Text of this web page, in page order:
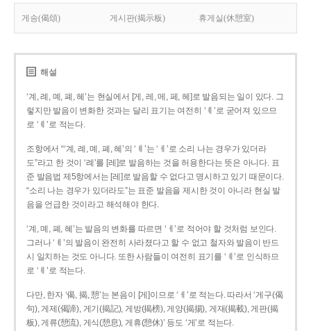
게송(偈頌) 게시판(揭示板) 휴게실(休憩室)
해설
‘계, 례, 몌, 폐, 혜’는 현실에서 [게, 레, 메, 페, 헤]로 발음되는 일이 있다. 그
렇지만 발음이 변화한 것과는 달리 표기는 여전히 ‘ㅖ’로 굳어져 있으므
로 ‘ㅖ’로 적는다.
조항에서 “‘계, 례, 몌, 폐, 혜’의 ‘ㅖ’는 ‘ㅔ’로 소리 나는 경우가 있더라
도”라고 한 것이 ‘례’를 [레]로 발음하는 것을 허용한다는 뜻은 아니다. 표
준 발음법 제5항에서는 [레]로 발음할 수 없다고 명시하고 있기 때문이다.
“소리 나는 경우가 있더라도”는 표준 발음을 제시한 것이 아니라 현실 발
음을 언급한 것이라고 해석해야 한다.
‘계, 몌, 폐, 혜’는 발음의 변화를 따르면 ‘ㅔ’로 적어야 할 것처럼 보인다.
그러나 ‘ㅖ’의 발음이 완전히 사라졌다고 할 수 없고 철자와 발음이 반드
시 일치하는 것도 아니다. 또한 사람들이 여전히 표기를 ‘ㅖ’로 인식하므
로 ‘ㅖ’로 적는다.
다만, 한자 ‘偈, 揭, 憩’는 본음이 [게]이므로 ‘ㅔ’로 적는다. 따라서 ‘게구(偈
句), 게제(偈諦), 게기(揭記), 게방(揭榜), 게양(揭揚), 게재(揭載), 게판(揭
板), 게류(憩流), 게식(憩息), 게휴(憩休)’ 등도 ‘게’로 적는다.